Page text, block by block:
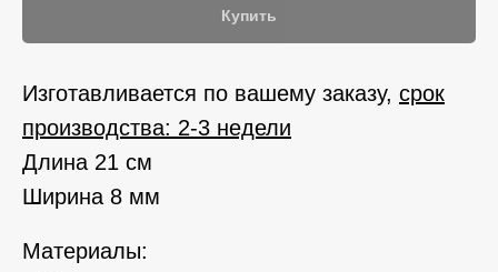
Купить
Изготавливается по вашему заказу, срок
производства: 2-3 недели
Длина 21 см
Ширина 8 мм
Материалы: